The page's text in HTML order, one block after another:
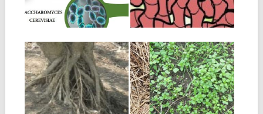
El concepto de
Microorganismos Eficientes o
Eficaces (EM) fue
desarrollado por...
En ocasiones vemos que las
lombrices escapan del cultivo.
Las encontramos...
28.12.18
TOTUMO COMO
ALTERNATIVA
ALIMENTARIA
PARA EL GANADO
EN EPOCA SECA
24.12.18
4 MÉTODOS DE
AUMENTAR LA
FERTILIDAD DEL
SUELO DE LA
FINCA